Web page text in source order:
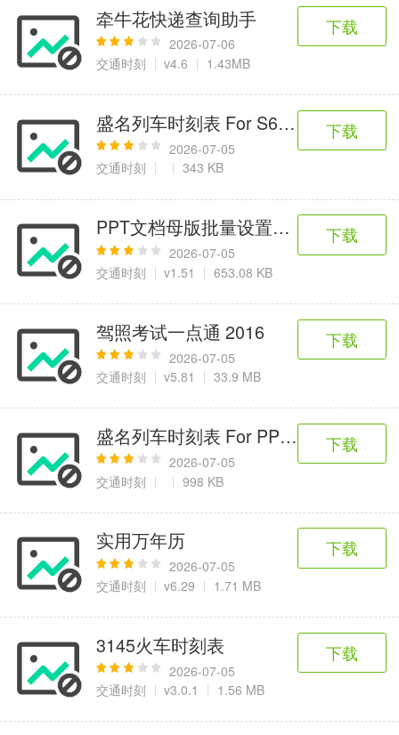
牵牛花快递查询助手
2026-07-06
交通时刻
v4.6 1.43MB
下载
盛名列车时刻表 For S60V2
2026-07-05
交通时刻
343 KB
下载
PPT文档母版批量设置工具
2026-07-05
交通时刻
v1.51 653.08 KB
下载
驾照考试一点通 2016
2026-07-05
交通时刻
v5.81 33.9 MB
下载
盛名列车时刻表 For PPC 2012.11.01
2026-07-05
交通时刻
998 KB
下载
实用万年历
2026-07-05
交通时刻
v6.29 1.71 MB
下载
3145火车时刻表
2026-07-05
交通时刻
v3.0.1 1.56 MB
下载